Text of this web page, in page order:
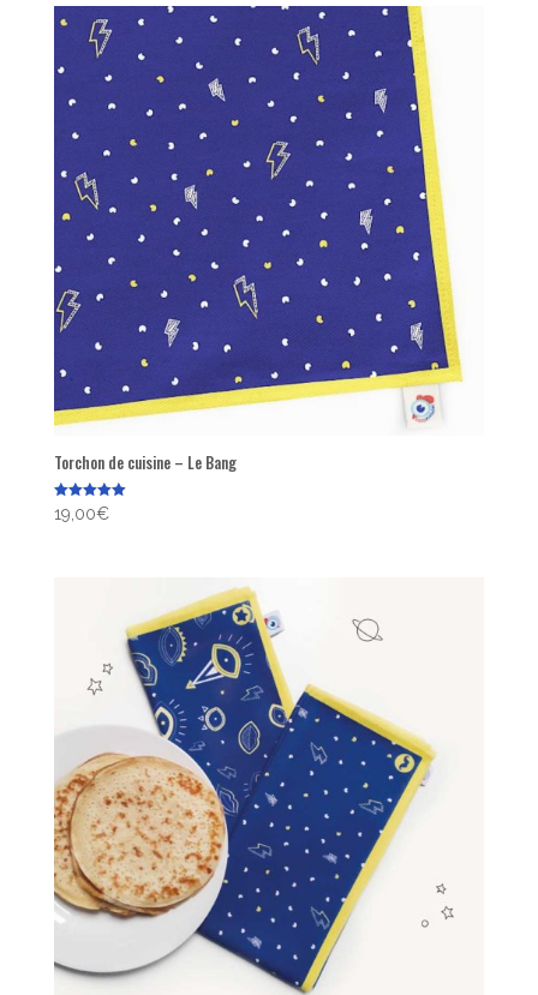
Torchon de cuisine – Le Bang
Note
5.00
19,00€